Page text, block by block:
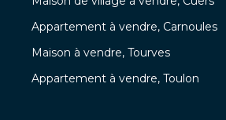
Appartement à vendre, Carnoules
Maison à vendre, Tourves
Appartement à vendre, Toulon